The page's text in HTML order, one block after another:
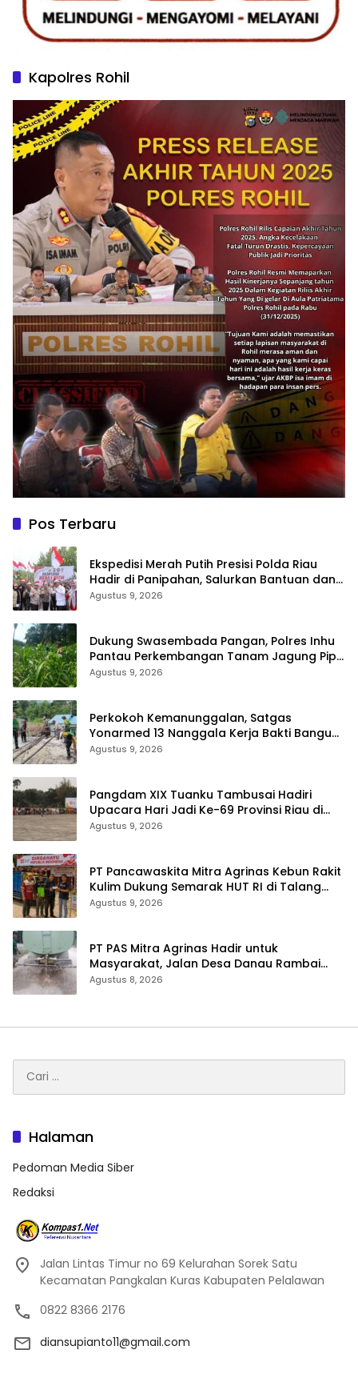
Kapolres Rohil
Pos Terbaru
Ekspedisi Merah Putih Presisi Polda Riau
Hadir di Panipahan, Salurkan Bantuan dan
Layanan Kesehatan
Agustus 9, 2026
Dukung Swasembada Pangan, Polres Inhu
Pantau Perkembangan Tanam Jagung Pipil
Agustus 9, 2026
Perkokoh Kemanunggalan, Satgas
Yonarmed 13 Nanggala Kerja Bakti Bangun
Masjid Al-Hikmah di Kapuas Hulu
Agustus 9, 2026
Pangdam XIX Tuanku Tambusai Hadiri
Upacara Hari Jadi Ke-69 Provinsi Riau di
Pekanbaru
Agustus 9, 2026
‎PT Pancawaskita Mitra Agrinas Kebun Rakit
Kulim Dukung Semarak HUT RI di Talang
Perigi
Agustus 9, 2026
‎PT PAS Mitra Agrinas Hadir untuk
Masyarakat, Jalan Desa Danau Rambai
Dirawat dan Disiram
Agustus 8, 2026
untuk:
Halaman
Pedoman Media Siber
Redaksi
Jalan Lintas Timur no 69 Kelurahan Sorek Satu
Kecamatan Pangkalan Kuras Kabupaten Pelalawan
0822 8366 2176
diansupianto11@gmail.com